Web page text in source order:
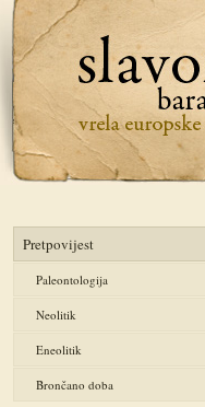
Pretpovijest
Paleontologija
Neolitik
Eneolitik
Brončano doba